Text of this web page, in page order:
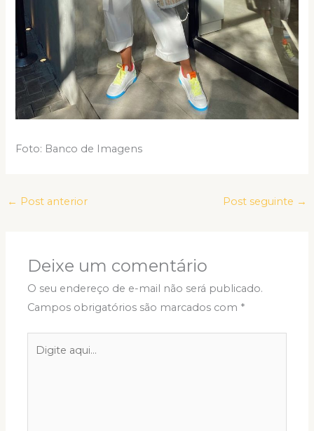
Foto: Banco de Imagens
← Post anterior Post seguinte →
Deixe um comentário
O seu endereço de e-mail não será publicado.
Campos obrigatórios são marcados com *
aqui...